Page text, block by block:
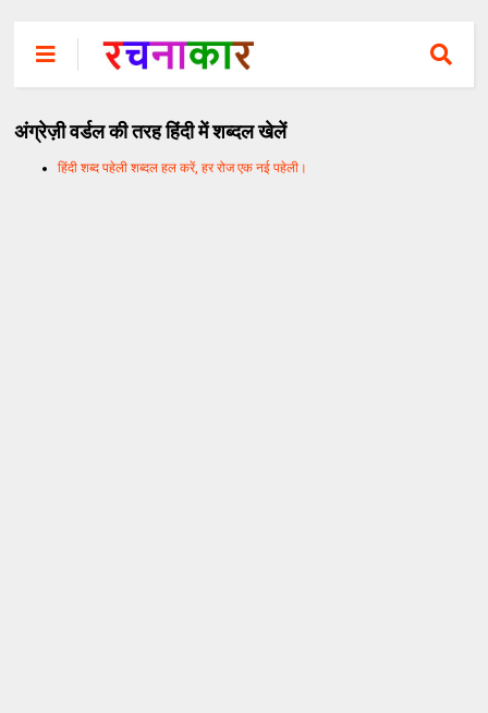
अंग्रेज़ी वर्डल की तरह हिंदी में शब्दल खेलें
हिंदी शब्द पहेली शब्दल हल करें, हर रोज एक नई पहेली।